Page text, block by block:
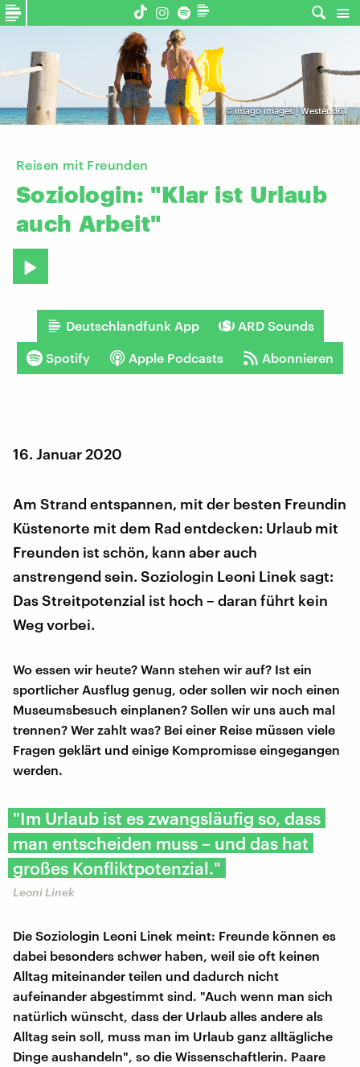
©imago images | Westend61
Reisen mit Freunden
Soziologin: "Klar ist Urlaub
auch Arbeit"
Deutschlandfunk App ARD Sounds
Spotify Apple Podcasts Abonnieren
16. Januar 2020
Am Strand entspannen, mit der besten Freundin
Küstenorte mit dem Rad entdecken: Urlaub mit
Freunden ist schön, kann aber auch
anstrengend sein. Soziologin Leoni Linek sagt:
Das Streitpotenzial ist hoch – daran führt kein
Weg vorbei.
Wo essen wir heute? Wann stehen wir auf? Ist ein
sportlicher Ausflug genug, oder sollen wir noch einen
Museumsbesuch einplanen? Sollen wir uns auch mal
trennen? Wer zahlt was? Bei einer Reise müssen viele
Fragen geklärt und einige Kompromisse eingegangen
werden.
"Im Urlaub ist es zwangsläufig so, dass
man entscheiden muss – und das hat
großes Konfliktpotenzial."
Leoni Linek
Die Soziologin Leoni Linek meint: Freunde können es
dabei besonders schwer haben, weil sie oft keinen
Alltag miteinander teilen und dadurch nicht
aufeinander abgestimmt sind. "Auch wenn man sich
natürlich wünscht, dass der Urlaub alles andere als
Alltag sein soll, muss man im Urlaub ganz alltägliche
Dinge aushandeln", so die Wissenschaftlerin. Paare